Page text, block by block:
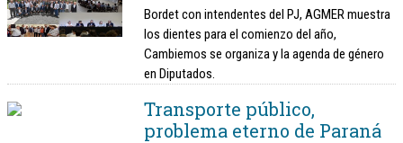
Bordet con intendentes del PJ, AGMER muestra
los dientes para el comienzo del año,
Cambiemos se organiza y la agenda de género
en Diputados.
Transporte público,
problema eterno de Paraná